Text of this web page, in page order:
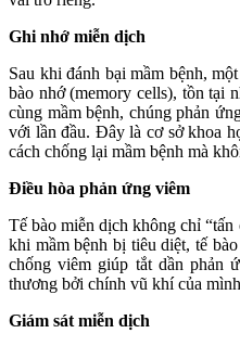
Ghi nhớ miễn dịch
Sau khi đánh bại mầm bệnh,
bào nhớ (memory cells), tồn tại
cùng mầm bệnh, chúng phản
với lần đầu. Đây là cơ sở khoa
cách chống lại mầm bệnh mà
Điều hòa phản ứng viêm
Tế bào miễn dịch không chỉ “tấn
khi mầm bệnh bị tiêu diệt, tế
chống viêm giúp tắt dần phản
thương bởi chính vũ khí của
Giám sát miễn dịch